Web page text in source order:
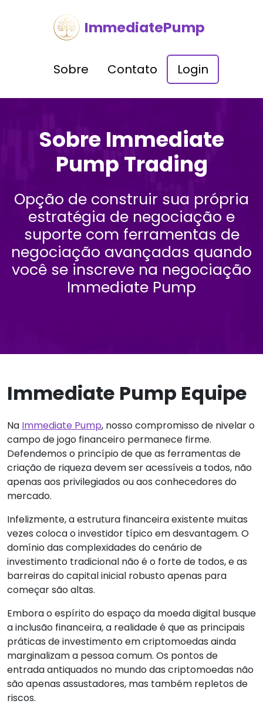
ImmediatePump
Sobre Contato Login
Sobre Immediate
Pump Trading
Opção de construir sua própria
estratégia de negociação e
suporte com ferramentas de
negociação avançadas quando
você se inscreve na negociação
Immediate Pump
Immediate Pump Equipe
Na Immediate Pump, nosso compromisso de nivelar o
campo de jogo financeiro permanece firme.
Defendemos o princípio de que as ferramentas de
criação de riqueza devem ser acessíveis a todos, não
apenas aos privilegiados ou aos conhecedores do
mercado.
Infelizmente, a estrutura financeira existente muitas
vezes coloca o investidor típico em desvantagem. O
domínio das complexidades do cenário de
investimento tradicional não é o forte de todos, e as
barreiras do capital inicial robusto apenas para
começar são altas.
Embora o espírito do espaço da moeda digital busque
a inclusão financeira, a realidade é que as principais
práticas de investimento em criptomoedas ainda
marginalizam a pessoa comum. Os pontos de
entrada antiquados no mundo das criptomoedas não
são apenas assustadores, mas também repletos de
riscos.